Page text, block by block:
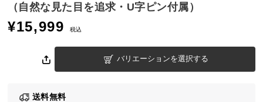
（自然な見た目を追求・U字ピン付属）
¥15,999 税込
バリエーションを選択する
送料無料